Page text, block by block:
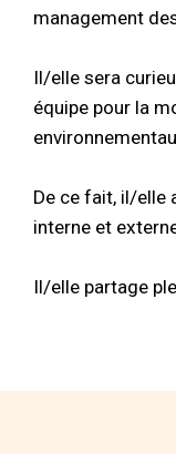
management
Il/elle sera
équipe pour la
De ce fait, il/elle
interne et
Il/elle partage